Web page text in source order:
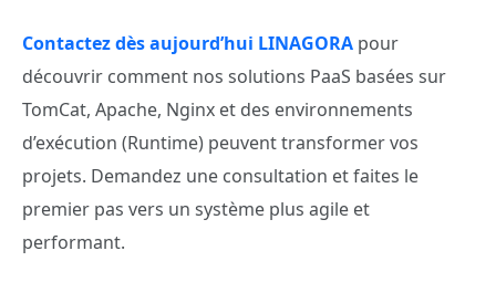
Contactez dès aujourd’hui LINAGORA pour
découvrir comment nos solutions PaaS basées sur
TomCat, Apache, Nginx et des environnements
d’exécution (Runtime) peuvent transformer vos
projets. Demandez une consultation et faites le
premier pas vers un système plus agile et
performant.